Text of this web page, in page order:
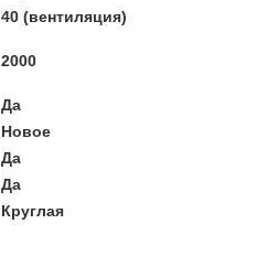
40 (вентиляция)
2000
Да
Новое
Да
Да
Круглая